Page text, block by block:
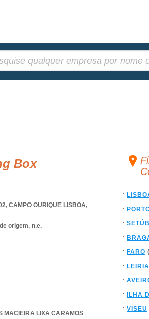
Box
, CAMPO OURIQUE LISBOA,
origem, n.e.
MACIEIRA LIXA CARAMOS
FARO
LEIRIA
ILHA
VISEU